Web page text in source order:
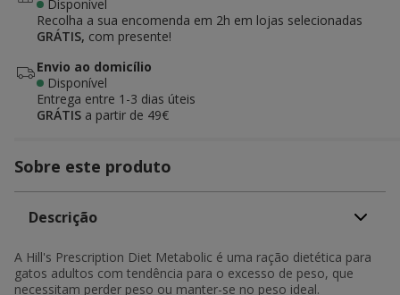
Disponível
Recolha a sua encomenda em 2h em lojas selecionadas
GRÁTIS, com presente!
Envio ao domicílio
Disponível
Entrega entre 1-3 dias úteis
GRÁTIS a partir de 49€
Sobre este produto
Descrição
A Hill's Prescription Diet Metabolic é uma ração dietética para
gatos adultos com tendência para o excesso de peso, que
necessitam perder peso ou manter-se no peso ideal.